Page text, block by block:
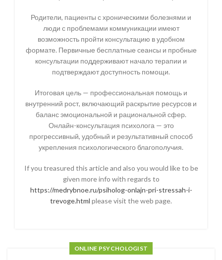
Родители, пациенты с хроническими болезнями и
люди с проблемами коммуникации имеют
возможность пройти консультацию в удобном
формате. Первичные бесплатные сеансы и пробные
консультации поддерживают начало терапии и
подтверждают доступность помощи.
Итоговая цель — профессиональная помощь и
внутренний рост, включающий раскрытие ресурсов и
баланс эмоциональной и рациональной сфер.
Онлайн-консультация психолога — это
прогрессивный, удобный и результативный способ
укрепления психологического благополучия.
If you treasured this article and also you would like to be
given more info with regards to
https://medrybnoe.ru/psiholog-onlajn-pri-stressah-i-
trevoge.html please visit the web page.
ONLINE PSYCHOLOGIST